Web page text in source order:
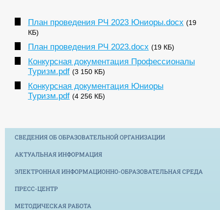
План проведения РЧ 2023 Юниоры.docx (19
КБ)
План проведения РЧ 2023.docx (19 КБ)
Конкурсная документация Профессионалы
Туризм.pdf (3 150 КБ)
Конкурсная документация Юниоры
Туризм.pdf (4 256 КБ)
СВЕДЕНИЯ ОБ ОБРАЗОВАТЕЛЬНОЙ ОРГАНИЗАЦИИ
АКТУАЛЬНАЯ ИНФОРМАЦИЯ
ЭЛЕКТРОННАЯ ИНФОРМАЦИОННО-ОБРАЗОВАТЕЛЬНАЯ СРЕДА
ПРЕСС-ЦЕНТР
МЕТОДИЧЕСКАЯ РАБОТА